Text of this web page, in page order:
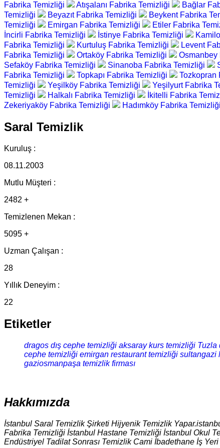
Fabrika Temizliği
Atışalanı Fabrika Temizliği Bağlar
Temizliği
Beyazıt Fabrika Temizliği Beykent Fabrika
Temizliği
Emirgan Fabrika Temizliği Etiler Fabrika
İncirli Fabrika Temizliği
İstinye Fabrika Temizliği
Fabrika Temizliği
Kurtuluş Fabrika Temizliği Levent
Fabrika Temizliği
Ortaköy Fabrika Temizliği Osmanbey
Sefaköy Fabrika Temizliği
Sinanoba Fabrika Temizliği
Fabrika Temizliği
Topkapı Fabrika Temizliği Tozkopran
Temizliği
Yeşilköy Fabrika Temizliği Yeşilyurt Fabrika
Temizliği
Halkalı Fabrika Temizliği İkitelli Fabrika
Zekeriyaköy Fabrika Temizliği
Hadımköy Fabrika Temizliği
Saral Temizlik
Kuruluş :
08.11.2003
Mutlu Müşteri :
2482 +
Temizlenen Mekan :
5095 +
Uzman Çalışan :
28
Yıllık Deneyim :
22
Etiketler
dragos dış cephe temizliği aksaray kurs temizliği Tuzla
cephe temizliği emirgan restaurant temizliği sultangazi
gaziosmanpaşa temizlik firması
Hakkımızda
İstanbul Saral Temizlik Şirketi Hijyenik Temizlik
Fabrika Temizliği İstanbul Hastane Temizliği İstanbul Okul
Endüstriyel Tadilat Sonrası Temizlik Cami İbadethane İş